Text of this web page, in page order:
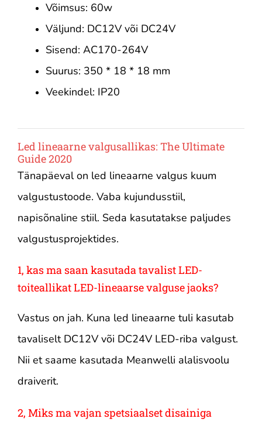
Võimsus: 60w
Väljund: DC12V või DC24V
Sisend: AC170-264V
Suurus: 350 * 18 * 18 mm
Veekindel: IP20
Led lineaarne valgusallikas: The Ultimate
Guide 2020
Tänapäeval on led lineaarne valgus kuum
valgustustoode. Vaba kujundusstiil,
napisõnaline stiil. Seda kasutatakse paljudes
valgustusprojektides.
1, kas ma saan kasutada tavalist LED-
toiteallikat LED-lineaarse valguse jaoks?
Vastus on jah. Kuna led lineaarne tuli kasutab
tavaliselt DC12V või DC24V LED-riba valgust.
Nii et saame kasutada Meanwelli alalisvoolu
draiverit.
2, Miks ma vajan spetsiaalset disainiga